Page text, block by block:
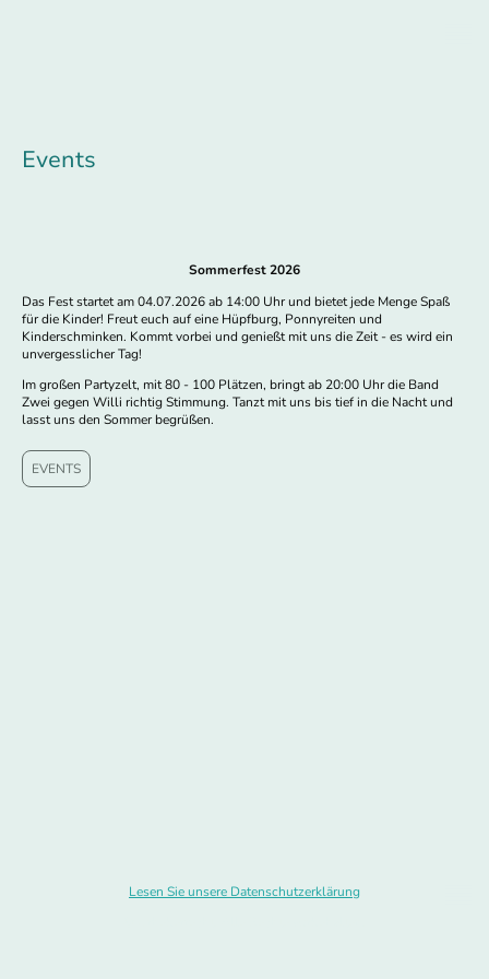
Events
Sommerfest 2026
Das Fest startet am 04.07.2026 ab 14:00 Uhr und bietet jede Menge Spaß
für die Kinder! Freut euch auf eine Hüpfburg, Ponnyreiten und
Kinderschminken. Kommt vorbei und genießt mit uns die Zeit - es wird ein
unvergesslicher Tag!
Im großen Partyzelt, mit 80 - 100 Plätzen, bringt ab 20:00 Uhr die Band
Zwei gegen Willi richtig Stimmung. Tanzt mit uns bis tief in die Nacht und
lasst uns den Sommer begrüßen.
EVENTS
Lesen Sie unsere Datenschutzerklärung